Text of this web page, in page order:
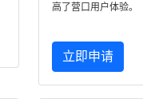
高了营口用户体验。
立即申请